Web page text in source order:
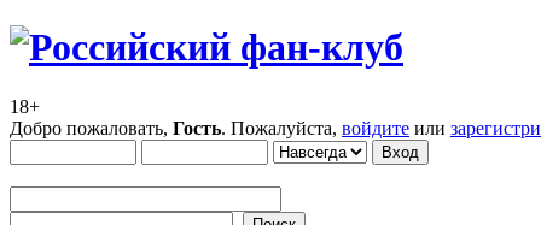
18+
Добро пожаловать, Гость. Пожалуйста, войдите или